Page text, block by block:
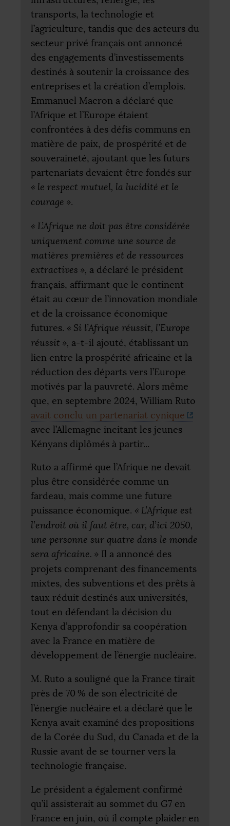
transports, la technologie et
l’agriculture, tandis que des acteurs du
secteur privé français ont annoncé
des engagements d’investissements
destinés à soutenir la croissance des
entreprises et la création d’emplois.
Emmanuel Macron a déclaré que
l’Afrique et l’Europe étaient
confrontées à des défis communs en
matière de paix, de prospérité et de
souveraineté, ajoutant que les futurs
partenariats devaient être fondés sur
« le respect mutuel, la lucidité et le
courage ».
« L’Afrique ne doit pas être considérée
uniquement comme une source de
matières premières et de ressources
extractives », a déclaré le président
français, affirmant que le continent
était au cœur de l’innovation mondiale
et de la croissance économique
futures. « Si l’Afrique réussit, l’Europe
réussit », a-t-il ajouté, établissant un
lien entre la prospérité africaine et la
réduction des départs vers l’Europe
motivés par la pauvreté. Alors même
que, en septembre 2024, William Ruto
avait conclu un partenariat cynique
avec l’Allemagne incitant les jeunes
Kényans diplômés à partir...
Ruto a affirmé que l’Afrique ne devait
plus être considérée comme un
fardeau, mais comme une future
puissance économique. « L’Afrique est
l’endroit où il faut être, car, d’ici 2050,
une personne sur quatre dans le monde
sera africaine. » Il a annoncé des
projets comprenant des financements
mixtes, des subventions et des prêts à
taux réduit destinés aux universités,
tout en défendant la décision du
Kenya d’approfondir sa coopération
avec la France en matière de
développement de l’énergie nucléaire.
M. Ruto a souligné que la France tirait
près de 70 % de son électricité de
l’énergie nucléaire et a déclaré que le
Kenya avait examiné des propositions
de la Corée du Sud, du Canada et de la
Russie avant de se tourner vers la
technologie française.
Le président a également confirmé
qu’il assisterait au sommet du G7 en
France en juin, où il compte plaider en